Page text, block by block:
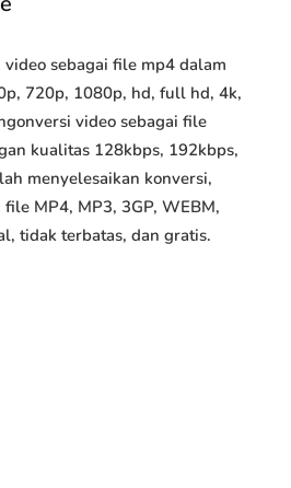
sebagai file mp4 dalam
720p, 1080p, hd, full hd, 4k,
video sebagai file
kualitas 128kbps, 192kbps,
menyelesaikan konversi,
MP4, MP3, 3GP, WEBM,
tidak terbatas, dan gratis.